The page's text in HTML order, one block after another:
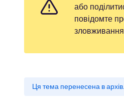
або
повідомте
Ця тема перенесена в архів.